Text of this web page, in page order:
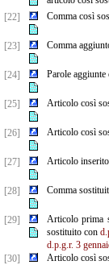
[22]
Comma così
[23] Comma
[24] Parole aggiunte
[25] Articolo così
[26] Articolo così
[27] Articolo
[28] Comma
[29] Articolo prima
sostituito con
d.p.g.r. 3
[30]
Articolo così